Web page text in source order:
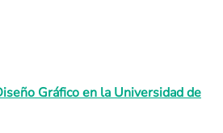
Gráfico en la Universidad de